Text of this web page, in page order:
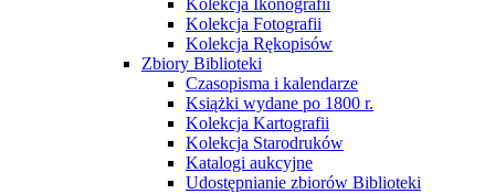
Kolekcja Ikonografii
Kolekcja Fotografii
Kolekcja Rękopisów
Zbiory Biblioteki
Czasopisma i kalendarze
Książki wydane po 1800 r.
Kolekcja Kartografii
Kolekcja Starodruków
Katalogi aukcyjne
Udostępnianie zbiorów Biblioteki